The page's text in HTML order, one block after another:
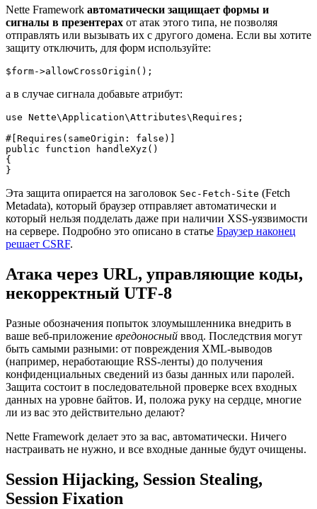
Nette Framework автоматически защищает формы и
сигналы в презентерах от атак этого типа, не позволяя
отправлять или вызывать их с другого домена. Если вы хотите
защиту отключить, для форм используйте:
а в случае сигнала добавьте атрибут:
use Nette\Application\Attributes\Requires;
#[Requires(sameOrigin: false)]
public function handleXyz()
{
Эта защита опирается на заголовок Sec-Fetch-Site (Fetch
Metadata), который браузер отправляет автоматически и
который нельзя подделать даже при наличии XSS-уязвимости
на сервере. Подробно это описано в статье Браузер наконец
решает CSRF.
Атака через URL, управляющие коды,
некорректный UTF-8
Разные обозначения попыток злоумышленника внедрить в
ваше веб-приложение вредоносный ввод. Последствия могут
быть самыми разными: от повреждения XML-выводов
(например, неработающие RSS-ленты) до получения
конфиденциальных сведений из базы данных или паролей.
Защита состоит в последовательной проверке всех входных
данных на уровне байтов. И, положа руку на сердце, многие
ли из вас это действительно делают?
Nette Framework делает это за вас, автоматически. Ничего
настраивать не нужно, и все входные данные будут очищены.
Session Hijacking, Session Stealing,
Session Fixation